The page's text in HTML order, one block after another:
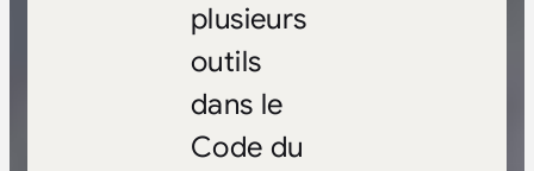
plusieurs
outils
dans le
Code du